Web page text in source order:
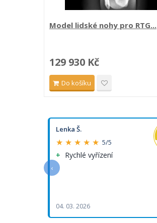
Model lidské nohy pro RTG...
129 930 Kč
Do košíku
Lenka Š.
★ ★ ★ ★ ★ 5/5
Rychlé vyřízení
04. 03. 2026
‹